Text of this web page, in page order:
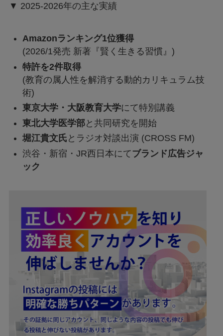
▼ 2025-2026年の主な実績
Amazonランキング1位獲得
(2026/1発売 新著『賢く生きる習慣』)
特許を2件取得
(教育の属人性を解消する動的カリキュラム技
術)
東京大学・大阪教育大学にて特別講義
東北大学医学部と共同研究を開始
堀江貴文氏 とラジオ対談出演 (CROSS FM)
渋谷・新宿・JR西日本にてブランド広告ジャ
ック